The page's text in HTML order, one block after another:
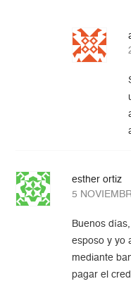
esther ortiz
5
Buenos
esposo y yo
mediante
pagar el